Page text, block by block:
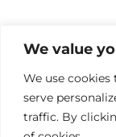
We value
We use
serve
traffic. By
1.Control
2.Einen